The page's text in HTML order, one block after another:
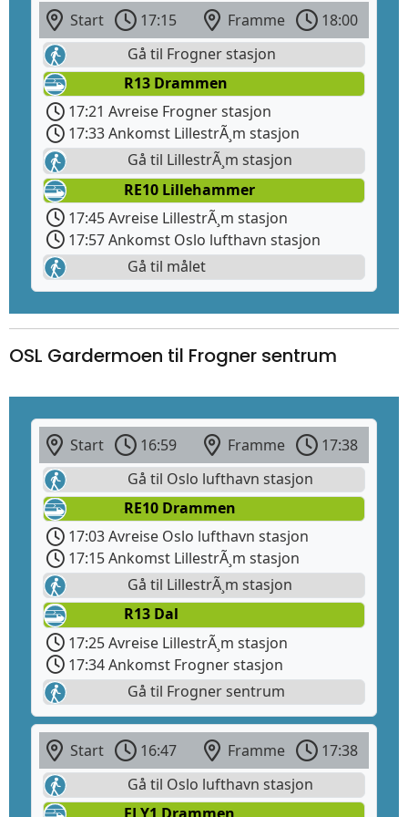
Start 17:15 Framme
18:00
Gå til Frogner stasjon
R13 Drammen
17:21 Avreise Frogner stasjon
17:33 Ankomst LillestrÃ¸m stasjon
Gå til LillestrÃ¸m stasjon
RE10 Lillehammer
17:45 Avreise LillestrÃ¸m stasjon
17:57 Ankomst Oslo lufthavn stasjon
Gå til målet
OSL Gardermoen til Frogner sentrum
Start 16:59 Framme
17:38
Gå til Oslo lufthavn stasjon
RE10 Drammen
17:03 Avreise Oslo lufthavn stasjon
17:15 Ankomst LillestrÃ¸m stasjon
Gå til LillestrÃ¸m stasjon
R13 Dal
17:25 Avreise LillestrÃ¸m stasjon
17:34 Ankomst Frogner stasjon
Gå til Frogner sentrum
Start 16:47 Framme
17:38
Gå til Oslo lufthavn stasjon